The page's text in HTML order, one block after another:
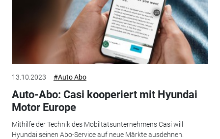
13.10.2023 #Auto Abo
Auto-Abo: Casi kooperiert mit Hyundai
Motor Europe
Mithilfe der Technik des Mobiltätsunternehmens Casi will
Hyundai seinen Abo-Service auf neue Märkte ausdehnen.